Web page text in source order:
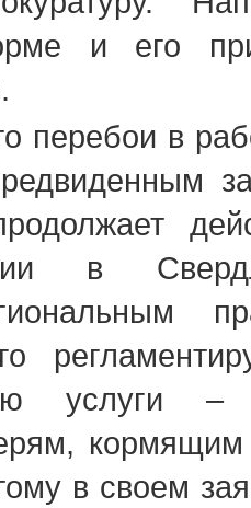
и его
перебои в
в
услуги
в своем